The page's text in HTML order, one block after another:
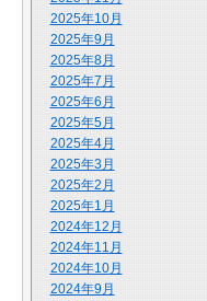
2025年10月
2025年9月
2025年8月
2025年7月
2025年6月
2025年5月
2025年4月
2025年3月
2025年2月
2025年1月
2024年12月
2024年11月
2024年10月
2024年9月